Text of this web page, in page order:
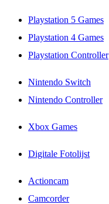
Playstation 5 Games
Playstation 4 Games
Playstation Controller
Nintendo Switch
Nintendo Controller
Xbox Games
Digitale Fotolijst
Actioncam
Camcorder